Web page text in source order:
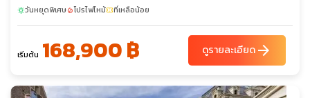
ค - ถนนคาร์ทเนอร์ สตาเซ่ - โบสถ์เซนต์ สเตฟาน - เอาท์เล็ต พาร์
นดอฟ
sunnyวันหยุดพิเศษlocal_fire_departmentโปรไฟไหม้confirmation_numberที่เหลือน้อย
เริ่มต้น 168,900 ฿ ดูรายละเอียดarrow_forward